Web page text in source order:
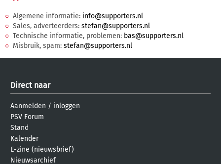
Algemene informatie:
Sales, adverteerders:
Technische informatie, problemen:
Misbruik, spam:
Direct naar
Aanmelden / inloggen
PSV Forum
Stand
Kalender
E-zine (nieuwsbrief)
Nieuwsarchief